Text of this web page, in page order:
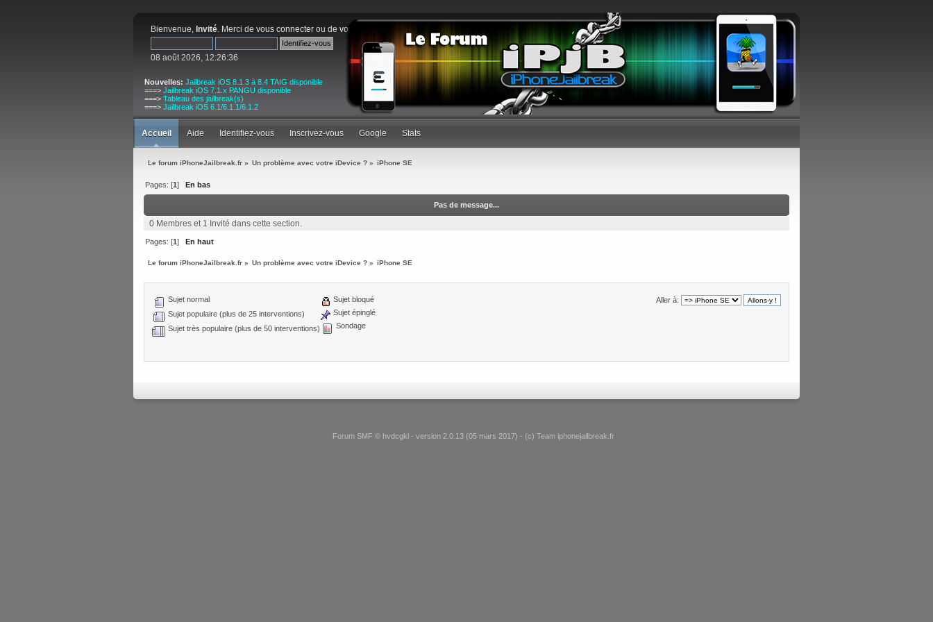
Bienvenue, Invité. Merci de vous connecter ou de vous inscrire
08 août 2026, 12:26:36
Nouvelles: Jailbreak iOS 8.1.3 à 8.4 TAIG disponible
===> Jailbreak iOS 7.1.x PANGU disponible
===> Tableau des jailbreak(s)
===> Jailbreak iOS 6.1/6.1.1/6.1.2
Accueil Aide Identifiez-vous Inscrivez-vous Google Stats
Le forum iPhoneJailbreak.fr » Un problème avec votre iDevice ? » iPhone SE
Pages: [1] En bas
Pas de message...
0 Membres et 1 Invité dans cette section.
Pages: [1]En haut
Le forum iPhoneJailbreak.fr » Un problème avec votre iDevice ? » iPhone SE
Aller à:
Sujet normal
Sujet populaire (plus de 25 interventions)
Sujet très populaire (plus de 50 interventions)
Sujet bloqué
Sujet épinglé
Sondage
Forum SMF © hvdcgkl - version 2.0.13 (05 mars 2017) - (c) Team iphonejailbreak.fr